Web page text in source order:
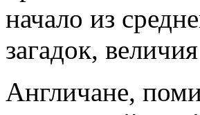
начало из
загадок,
Англичане,